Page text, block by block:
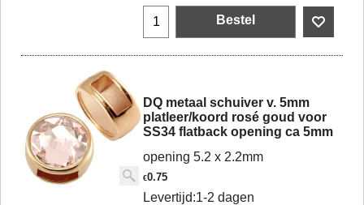
Bestel
DQ metaal schuiver v. 5mm
platleer/koord rosé goud voor
SS34 flatback opening ca 5mm
opening 5.2 x 2.2mm
€0.75
Levertijd:1-2 dagen